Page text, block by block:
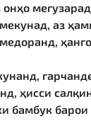
аз
ҳисси
бамбук